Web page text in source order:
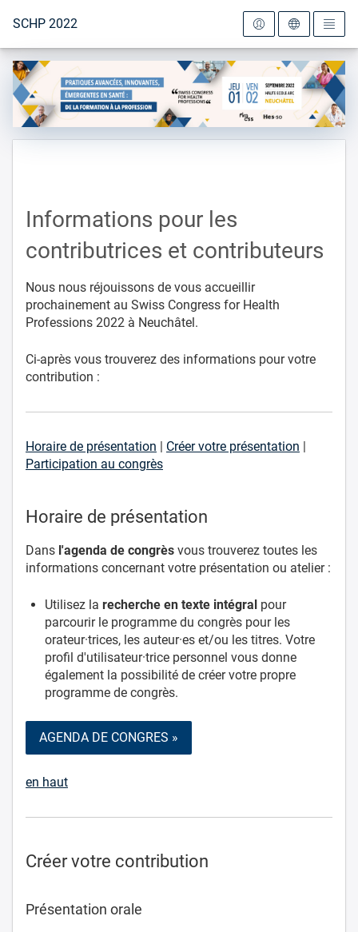
Vers la page d'accueil
SCHP 2022
Informations pour les
contributrices et contributeurs
Nous nous réjouissons de vous accueillir
prochainement au Swiss Congress for Health
Professions 2022 à Neuchâtel.
Ci-après vous trouverez des informations pour votre
contribution :
Horaire de présentation Créer votre présentation
Participation au congrès
Horaire de présentation
Dans l'agenda de congrès vous trouverez toutes les
informations concernant votre présentation ou atelier :
Utilisez la recherche en texte intégral pour
parcourir le programme du congrès pour les
orateur·trices, les auteur·es et/ou les titres. Votre
profil d'utilisateur·trice personnel vous donne
également la possibilité de créer votre propre
programme de congrès.
AGENDA DE CONGRES »
en haut
Créer votre contribution
Présentation orale